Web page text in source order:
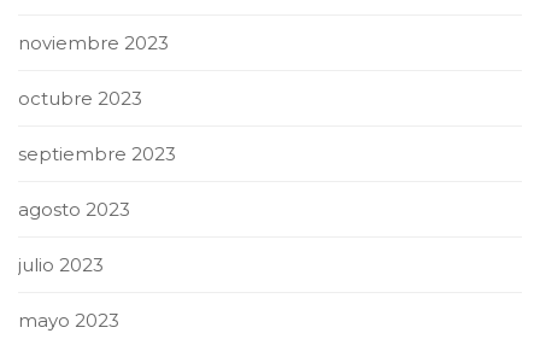
noviembre 2023
octubre 2023
septiembre 2023
agosto 2023
julio 2023
mayo 2023